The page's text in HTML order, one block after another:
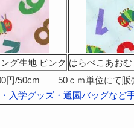
グ生地 ピンク はらぺこあお
/50cm 50ｃｍ単位にて販
学グッズ・通園バッグなど